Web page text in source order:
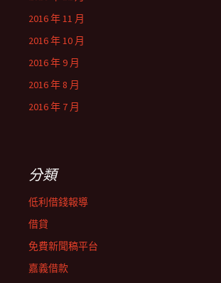
2016 年 11 月
2016 年 10 月
2016 年 9 月
2016 年 8 月
2016 年 7 月
分類
低利借錢報導
借貸
免費新聞稿平台
嘉義借款